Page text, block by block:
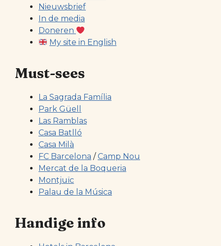
Nieuwsbrief
In de media
Doneren
My site in English
Must-sees
La Sagrada Família
Park Güell
Las Ramblas
Casa Batlló
Casa Milà
FC Barcelona /Camp Nou
Mercat de la Boqueria
Montjuïc
Palau de la Música
Handige info